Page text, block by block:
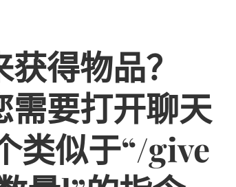
得物品？
需要打开聊天
类似于“/give